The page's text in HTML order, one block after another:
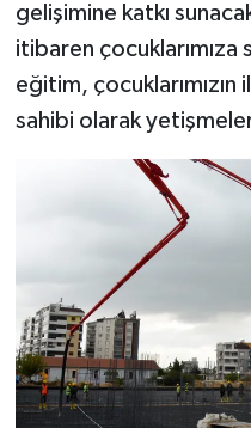
gelişimine katkı
itibaren çocuklarımıza
eğitim,
sahibi olarak